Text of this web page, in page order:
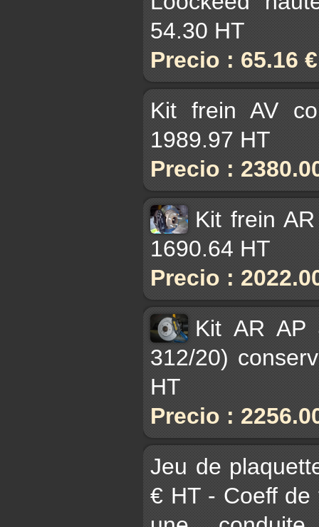
54.30 HT
Precio : 65.16
Kit frein AV
1989.97 HT
Precio :
Kit frein
1690.64 HT
Precio :
Kit AR AP
312/20)
HT
Precio :
Jeu de
€ HT - Coeff de